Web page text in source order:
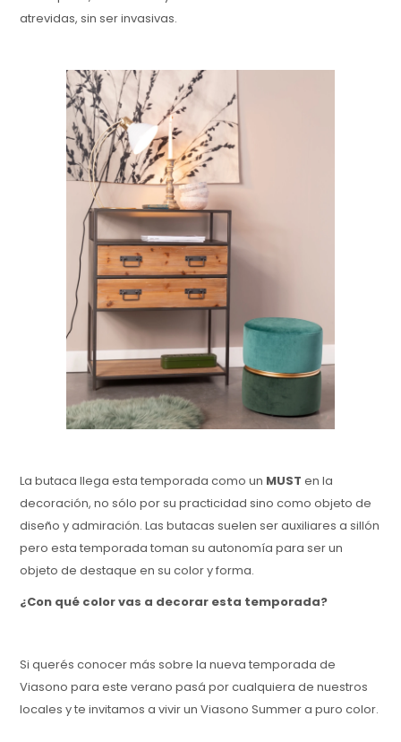
atrevidas, sin ser invasivas.
La butaca llega esta temporada como un MUST en la
decoración, no sólo por su practicidad sino como objeto de
diseño y admiración. Las butacas suelen ser auxiliares a sillón
pero esta temporada toman su autonomía para ser un
objeto de destaque en su color y forma.
¿Con qué color vas a decorar esta temporada?
Si querés conocer más sobre la nueva temporada de
Viasono para este verano pasá por cualquiera de nuestros
locales y te invitamos a vivir un Viasono Summer a puro color.